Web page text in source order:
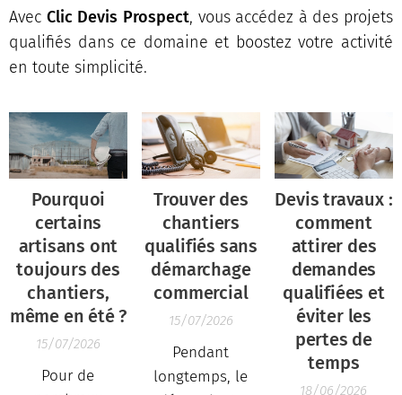
Avec Clic Devis Prospect, vous accédez à des projets
qualifiés dans ce domaine et boostez votre activité
en toute simplicité.
Pourquoi
certains
artisans ont
toujours des
chantiers,
même en été ?
15/07/2026
Pour de
Trouver des
chantiers
qualifiés sans
démarchage
commercial
15/07/2026
Pendant
longtemps, le
Devis travaux :
comment
attirer des
demandes
qualifiées et
éviter les
pertes de
temps
18/06/2026